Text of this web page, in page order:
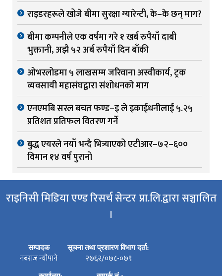
राइडरहरूले खोजे बीमा सुरक्षा ग्यारेन्टी, के–के छन् माग?
बीमा कम्पनीले एक वर्षमा गरे १ खर्ब रुपैयाँ दाबी
भुक्तानी, अझै ५२ अर्ब रुपैयाँ दिन बाँकी
ओभरलोडमा ५ लाखसम्म जरिवाना अस्वीकार्य, ट्रक
व्यवसायी महासंघद्वारा संशोधनको माग
एनएमबि सरल बचत फण्ड–इ ले इकाईधनीलाई ५.२५
प्रतिशत प्रतिफल वितरण गर्ने
बुद्ध एयरले नयाँ भन्दै भित्र्याएको एटीआर–७२–६००
विमान १४ वर्ष पुरानो
राइनिसी मिडिया एण्ड रिसर्च सेन्टर प्रा.लि.द्वारा सञ्चालित
।
सम्पादक
नबराज न्यौपाने
सूचना तथा प्रशारण विभाग दर्ता:
२७६२/०७८-०७९